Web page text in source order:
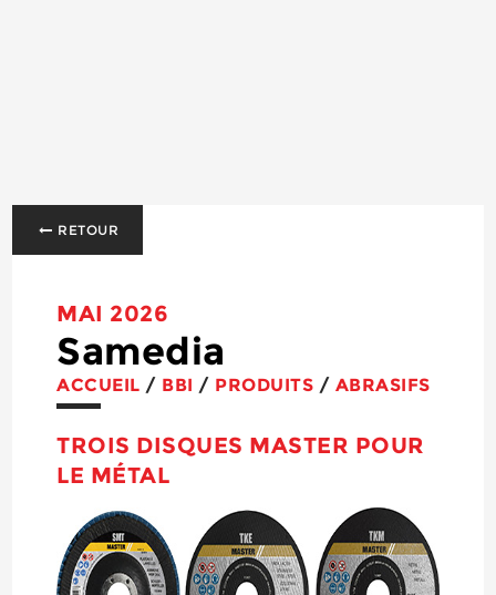
RETOUR
MAI 2026
Samedia
ACCUEIL / BBI / PRODUITS / ABRASIFS
TROIS DISQUES MASTER POUR
LE MÉTAL